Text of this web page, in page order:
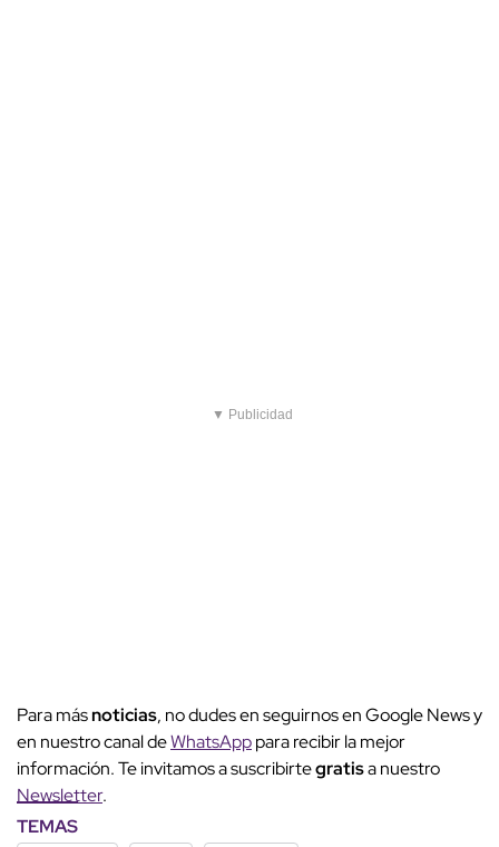
▼ Publicidad
Para másnoticias, no dudes en seguirnos en Google News y
en nuestro canal deWhatsApppara recibir la mejor
información. Te invitamos a suscribirtegratisa nuestro
Newsletter.
TEMAS